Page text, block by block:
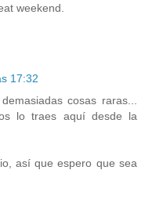
weekend.
17:32
cosas raras...
lo traes aquí desde la
así que espero que sea